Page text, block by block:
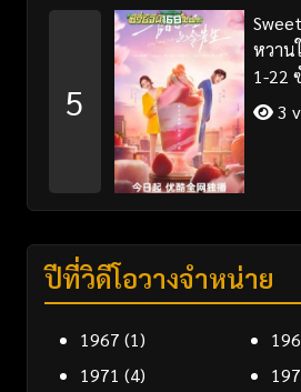
5
หวาน
1-22
3
ปีที่วิดีโอวางจำหน่าย
1967 (1)
1971 (4)